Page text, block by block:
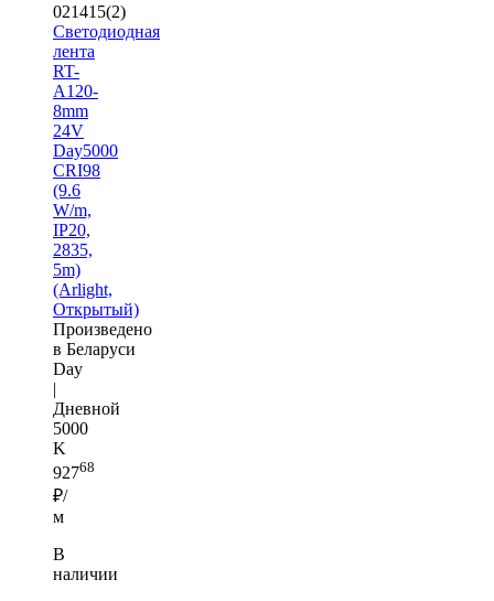
021415(2)
Светодиодная
лента
RT-
A120-
8mm
24V
Day5000
CRI98
(9.6
W/m,
IP20,
2835,
5m)
(Arlight,
Открытый)
Произведено
в Беларуси
Day
|
Дневной
5000
K
92768
₽/
м
В
наличии